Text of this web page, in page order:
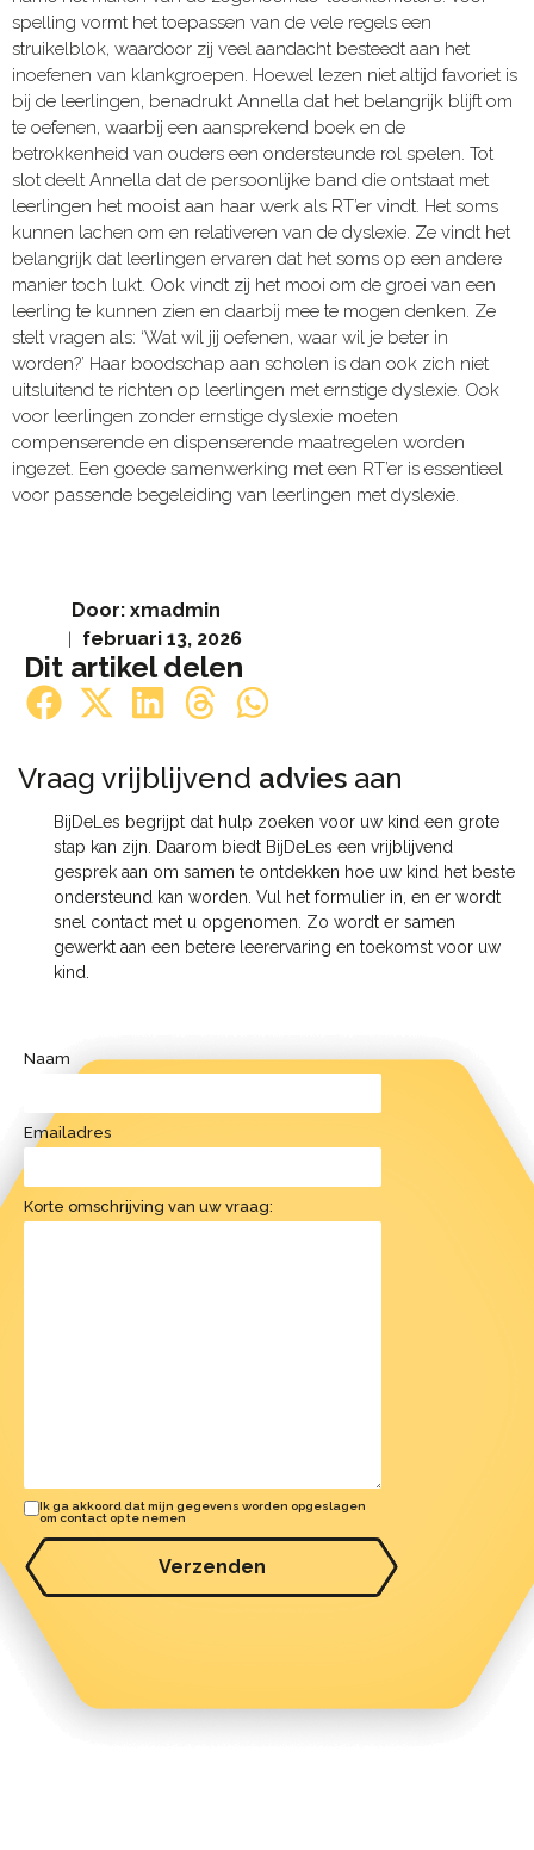
Door: xmadmin
februari 13, 2026
Dit artikel delen
spelling vormt het toepassen van de vele regels een
struikelblok, waardoor zij veel aandacht besteedt aan het
inoefenen van klankgroepen. Hoewel lezen niet altijd favoriet is
bij de leerlingen, benadrukt Annella dat het belangrijk blijft om
te oefenen, waarbij een aansprekend boek en de
betrokkenheid van ouders een ondersteunde rol spelen. Tot
slot deelt Annella dat de persoonlijke band die ontstaat met
leerlingen het mooist aan haar werk als RT’er vindt. Het soms
kunnen lachen om en relativeren van de dyslexie. Ze vindt het
belangrijk dat leerlingen ervaren dat het soms op een andere
manier toch lukt. Ook vindt zij het mooi om de groei van een
leerling te kunnen zien en daarbij mee te mogen denken. Ze
stelt vragen als: ‘Wat wil jij oefenen, waar wil je beter in
worden?’ Haar boodschap aan scholen is dan ook zich niet
uitsluitend te richten op leerlingen met ernstige dyslexie. Ook
voor leerlingen zonder ernstige dyslexie moeten
compenserende en dispenserende maatregelen worden
ingezet. Een goede samenwerking met een RT’er is essentieel
voor passende begeleiding van leerlingen met dyslexie.
Vraag vrijblijvend advies aan​
BijDeLes begrijpt dat hulp zoeken voor uw kind een grote
stap kan zijn. Daarom biedt BijDeLes een vrijblijvend
gesprek aan om samen te ontdekken hoe uw kind het beste
ondersteund kan worden. Vul het formulier in, en er wordt
snel contact met u opgenomen. Zo wordt er samen
gewerkt aan een betere leerervaring en toekomst voor uw
kind.
Naam
Emailadres
Korte omschrijving van uw vraag:
Ik ga akkoord dat mijn gegevens worden opgeslagen
om contact op te nemen
Verzenden